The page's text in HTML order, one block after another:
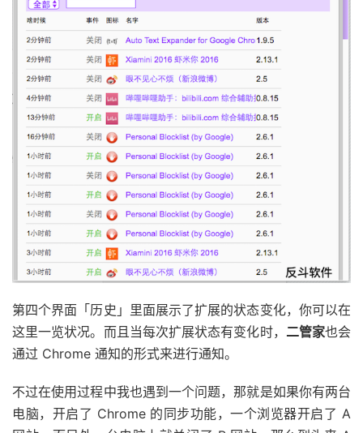
第四个界面「历史」里面展示了扩展的状态变化，你可以在
这里一览状况。而且当每次扩展状态有变化时， 二管家也会
通过 Chrome 通知的形式来进行通知。
不过在使用过程中我也遇到一个问题，那就是如果你有两台
电脑，开启了 Chrome 的同步功能，一个浏览器开启了 A